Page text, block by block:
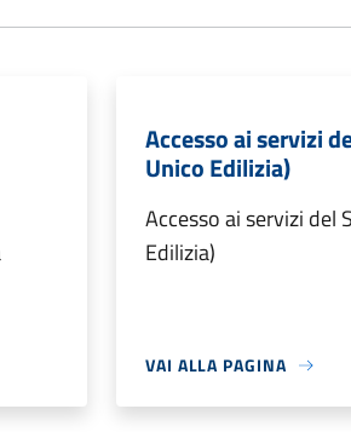
Accesso ai servizi
Unico Edilizia)
Accesso ai servizi del
Edilizia)
VAI ALLA PAGINA